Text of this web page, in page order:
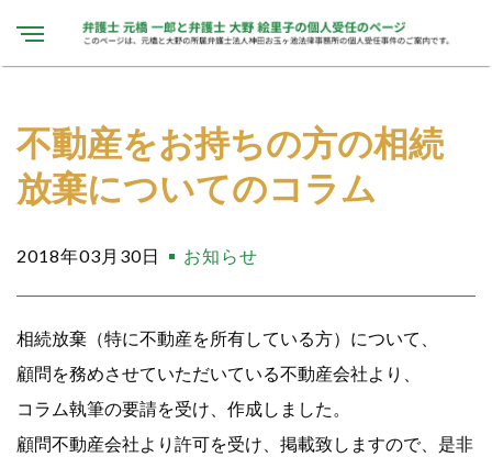
不動産をお持ちの方の相続
放棄についてのコラム
2018年03月30日 お知らせ
相続放棄（特に不動産を所有している方）について、
顧問を務めさせていただいている不動産会社より、
コラム執筆の要請を受け、作成しました。
顧問不動産会社より許可を受け、掲載致しますので、是非